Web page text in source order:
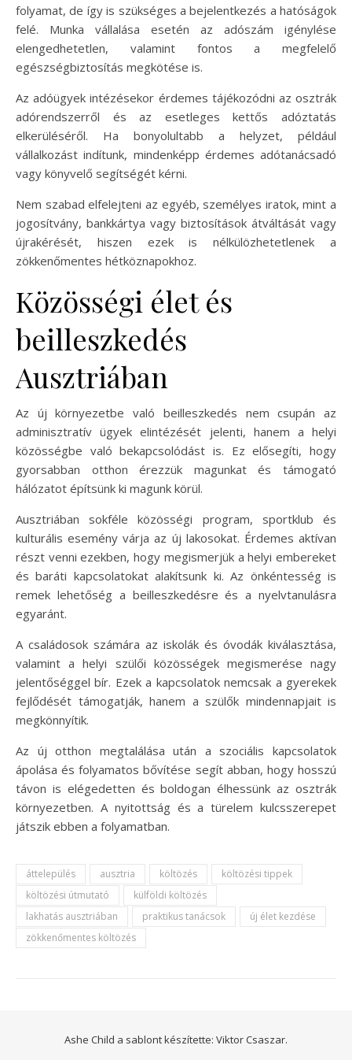
folyamat, de így is szükséges a bejelentkezés a hatóságok
felé. Munka vállalása esetén az adószám igénylése
elengedhetetlen, valamint fontos a megfelelő
egészségbiztosítás megkötése is.
Az adóügyek intézésekor érdemes tájékozódni az osztrák
adórendszerről és az esetleges kettős adóztatás
elkerüléséről. Ha bonyolultabb a helyzet, például
vállalkozást indítunk, mindenképp érdemes adótanácsadó
vagy könyvelő segítségét kérni.
Nem szabad elfelejteni az egyéb, személyes iratok, mint a
jogosítvány, bankkártya vagy biztosítások átváltását vagy
újrakérését, hiszen ezek is nélkülözhetetlenek a
zökkenőmentes hétköznapokhoz.
Közösségi élet és
beilleszkedés
Ausztriában
Az új környezetbe való beilleszkedés nem csupán az
adminisztratív ügyek elintézését jelenti, hanem a helyi
közösségbe való bekapcsolódást is. Ez elősegíti, hogy
gyorsabban otthon érezzük magunkat és támogató
hálózatot építsünk ki magunk körül.
Ausztriában sokféle közösségi program, sportklub és
kulturális esemény várja az új lakosokat. Érdemes aktívan
részt venni ezekben, hogy megismerjük a helyi embereket
és baráti kapcsolatokat alakítsunk ki. Az önkéntesség is
remek lehetőség a beilleszkedésre és a nyelvtanulásra
egyaránt.
A családosok számára az iskolák és óvodák kiválasztása,
valamint a helyi szülői közösségek megismerése nagy
jelentőséggel bír. Ezek a kapcsolatok nemcsak a gyerekek
fejlődését támogatják, hanem a szülők mindennapjait is
megkönnyítik.
Az új otthon megtalálása után a szociális kapcsolatok
ápolása és folyamatos bővítése segít abban, hogy hosszú
távon is elégedetten és boldogan élhessünk az osztrák
környezetben. A nyitottság és a türelem kulcsszerepet
játszik ebben a folyamatban.
áttelepülés ausztria költözés
költözési tippek
költözési útmutató
külföldi költözés
lakhatás ausztriában
praktikus tanácsok
új élet kezdése
zökkenőmentes költözés
Ashe Child a sablont készítette: Viktor Csaszar.